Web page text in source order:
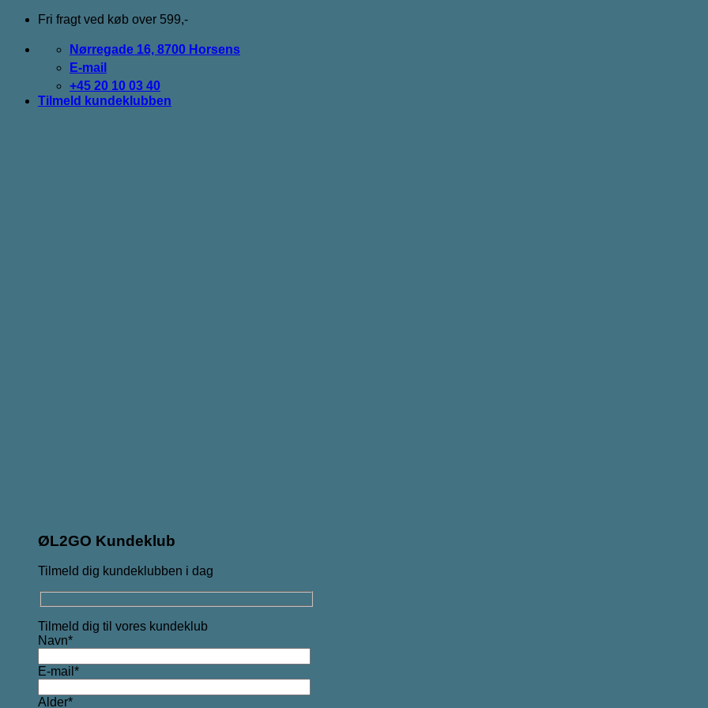
Fortsæt
indhold
Fri fragt ved køb over 599,-
Nørregade 16, 8700 Horsens
E-mail
+45 20 10 03 40
Tilmeld kundeklubben
ØL2GO Kundeklub
Tilmeld dig kundeklubben i dag
Tilmeld dig til vores kundeklub
Navn*
E-mail*
Alder*